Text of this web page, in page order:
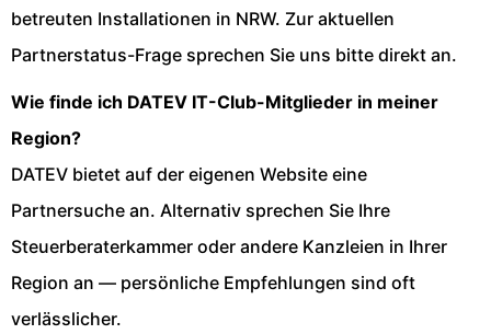
betreuten Installationen in NRW. Zur aktuellen
Partnerstatus-Frage sprechen Sie uns bitte direkt an.
Wie finde ich DATEV IT-Club-Mitglieder in meiner
Region?
DATEV bietet auf der eigenen Website eine
Partnersuche an. Alternativ sprechen Sie Ihre
Steuerberaterkammer oder andere Kanzleien in Ihrer
Region an — persönliche Empfehlungen sind oft
verlässlicher.